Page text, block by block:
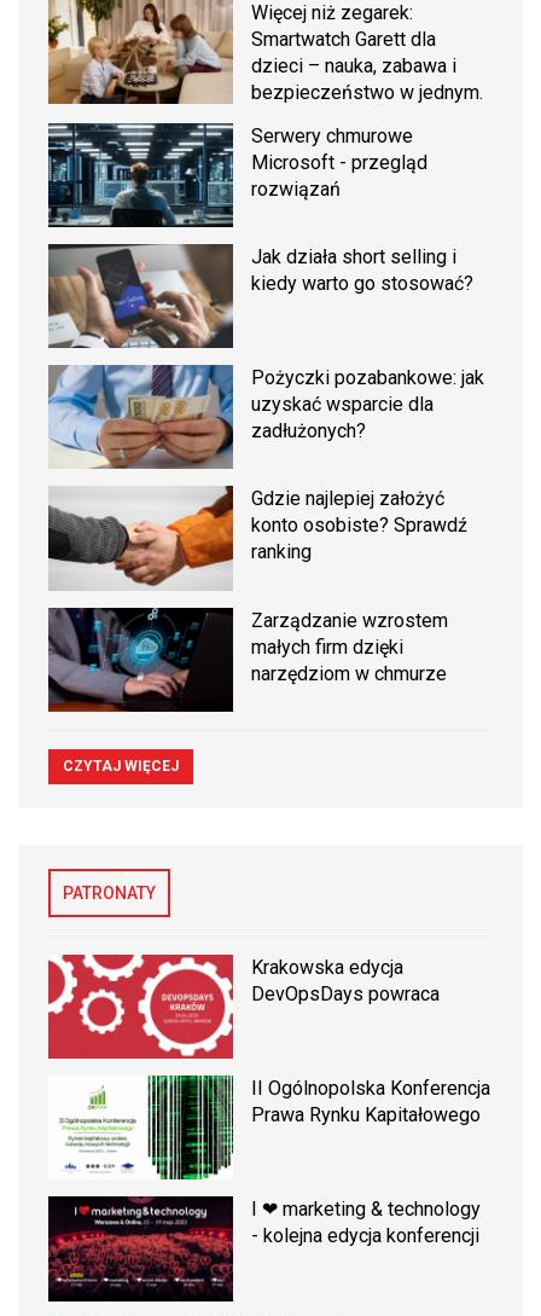
Więcej niż zegarek:
Smartwatch Garett dla
dzieci – nauka, zabawa i
bezpieczeństwo w jednym.
Serwery chmurowe
Microsoft - przegląd
rozwiązań
Jak działa short selling i
kiedy warto go stosować?
Pożyczki pozabankowe: jak
uzyskać wsparcie dla
zadłużonych?
Gdzie najlepiej założyć
konto osobiste? Sprawdź
ranking
Zarządzanie wzrostem
małych firm dzięki
narzędziom w chmurze
CZYTAJ WIĘCEJ
PATRONATY
Krakowska edycja
DevOpsDays powraca
II Ogólnopolska Konferencja
Prawa Rynku Kapitałowego
I ❤ marketing & technology
- kolejna edycja konferencji